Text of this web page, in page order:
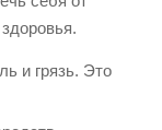
и грязь. Это